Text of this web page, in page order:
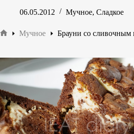
06.05.2012 Мучное, Сладкое
Мучное Брауни со сливочным